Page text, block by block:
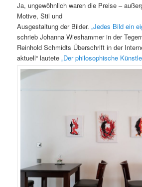
Ja, ungewöhnlich waren die Preise –
Motive, Stil und
Ausgestaltung der Bilder.„Jedes Bild ein
schrieb Johanna Wieshammer in der
Reinhold Schmidts Überschrift in der
aktuell“ lautete„Der philosophische